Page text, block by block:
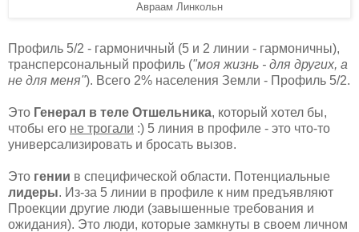
Авраам Линкольн
Профиль 5/2 - гармоничный (5 и 2 линии - гармоничны),
трансперсональный профиль ("моя жизнь - для других, а
не для меня"). Всего 2% населения Земли - Профиль 5/2.
Это Генерал в теле Отшельника, который хотел бы,
чтобы его не трогали :) 5 линия в профиле - это что-то
универсализировать и бросать вызов.
Это гении в специфической области. Потенциальные
лидеры. Из-за 5 линии в профиле к ним предъявляют
Проекции другие люди (завышенные требования и
ожидания). Это люди, которые замкнуты в своем личном